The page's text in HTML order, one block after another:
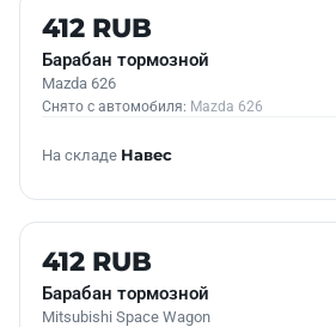
Б/У В НАЛИЧИИ
412 RUB
Барабан тормозной
Mazda 626
Снято с автомобиля: Mazda 626
На складе Навес
Б/У В НАЛИЧИИ
412 RUB
Барабан тормозной
Mitsubishi Space Wagon